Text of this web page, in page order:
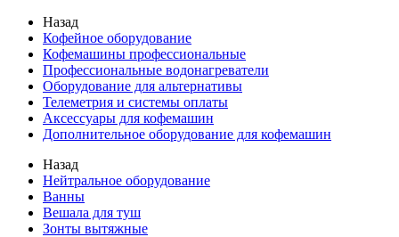
Назад
Кофейное оборудование
Кофемашины профессиональные
Профессиональные водонагреватели
Оборудование для альтернативы
Телеметрия и системы оплаты
Аксессуары для кофемашин
Дополнительное оборудование для кофемашин
Назад
Нейтральное оборудование
Ванны
Вешала для туш
Зонты вытяжные